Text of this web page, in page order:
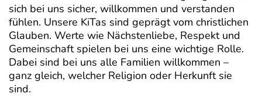
sich bei uns sicher, willkommen und verstanden
fühlen. Unsere KiTas sind geprägt vom christlichen
Glauben. Werte wie Nächstenliebe, Respekt und
Gemeinschaft spielen bei uns eine wichtige Rolle.
Dabei sind bei uns alle Familien willkommen –
ganz gleich, welcher Religion oder Herkunft sie
sind.